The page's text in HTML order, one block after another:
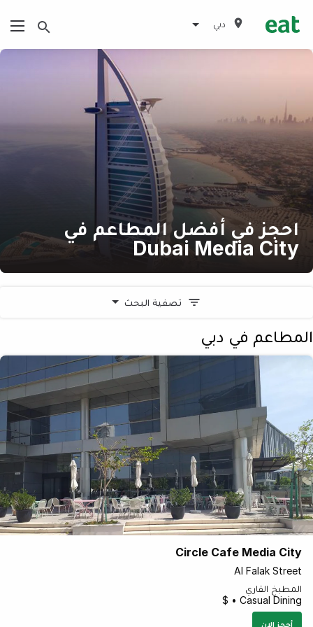
دبي
احجز في أفضل المطاعم في
Dubai Media City
تصفية البحث
المطاعم في دبي
Circle Cafe Media City
Al Falak Street
المطبخ القاري
Casual Dining • $
أحجز الان